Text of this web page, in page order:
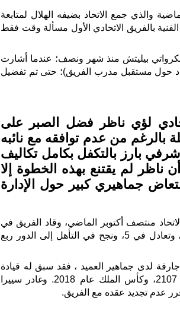
والذي جمع الاتحاد بضيفه الهلال لمتابعة
بالفريق الاتحادي الأول مسألة وقت فقط
بيليتش منذ شهر ونصف؛ عندما أشارت
حول مستقبل مدرب الفريق)؛ حتى تم تفضيل
لؤي ناظر فضل الصبر على
بالرغم من عدم توافقه مع نائبه
بارز بالتكفل بكامل تكاليف
ناظر لم يقتنع بهذه الخطوة إلا
جماهيري كبير حول الإدارة
منتصف أكتوبر الماضي، وقاد الفريق في
16 لقاء بالدوري السعودي، فاز في 3 لقاءات، وتعادل في 5، ونجح في التأهل إلى الدور ربع
لدى جماهير العميد ، فقد سبق له قيادة
الفريق لتحقيق بطولتي كأس ولي العهد عام 2107، وكأس الملك عام 2018. وغادر سييرا
عدم تجديد عقده مع الفريق.